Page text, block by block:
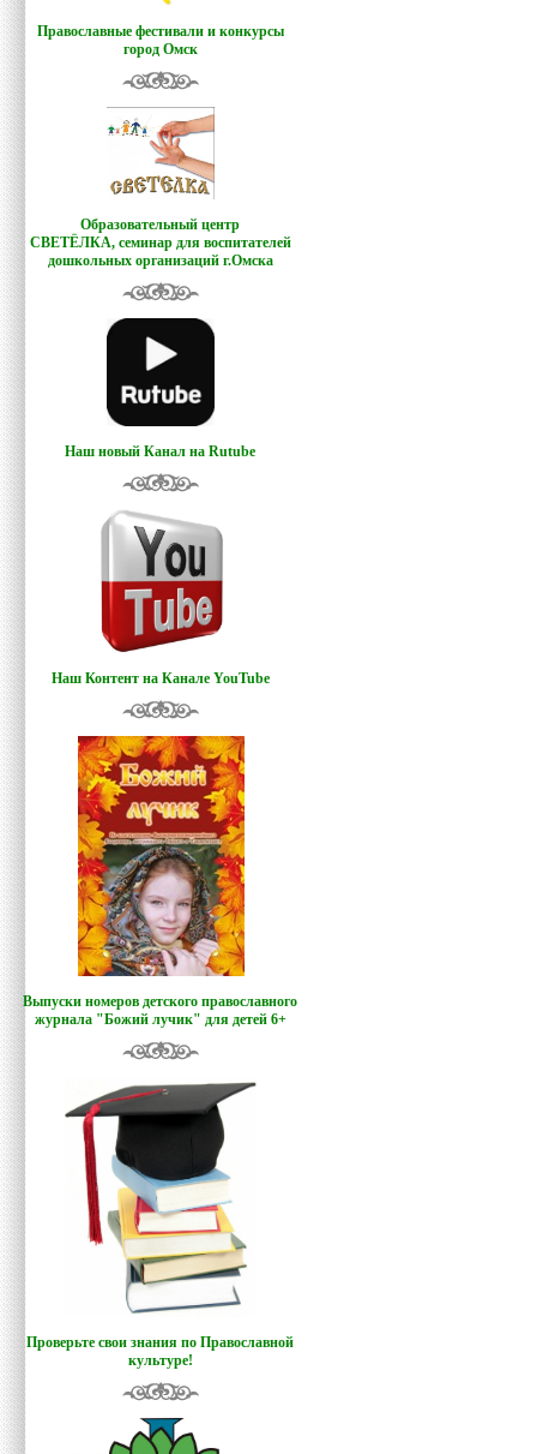
Православные фестивали и конкурсы
город Омск
Образовательный центр
СВЕТЁЛКА, семинар для воспитателей
дошкольных организаций г.Омска
Наш новый Канал на Rutube
Наш Контент на Канале YouTube
Выпуски номеров детского православного
журнала "Божий лучик" для детей 6+
Проверьте свои знания по Православной
культуре!